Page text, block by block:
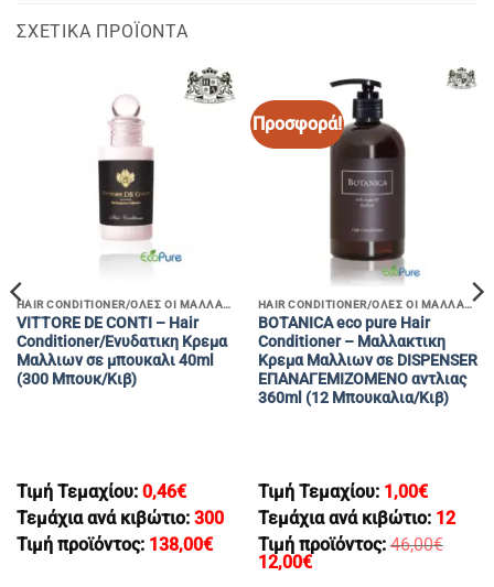
ΣΧΕΤΙΚΆ ΠΡΟΪΌΝΤΑ
HAIR CONDITIONER/ΟΛΕΣ ΟΙ ΜΑΛΛΑΚΤΙΚΕΣ ΚΡΕΜΕΣ ΜΑΛΛΙΩΝ
VITTORE DE CONTI – Hair
Conditioner/Ενυδατικη Κρεμα
Μαλλιων σε μπουκαλι 40ml
(300 Μπουκ/Κιβ)
Τιμή Τεμαχίου: 0,46€
Τεμάχια ανά κιβώτιο: 300
Τιμή προϊόντος: 138,00€
Προσφορά!
HAIR CONDITIONER/ΟΛΕΣ ΟΙ ΜΑΛΛΑΚΤΙΚΕΣ ΚΡΕΜΕΣ ΜΑΛΛΙΩΝ
BOTANICA eco pure Hair
Conditioner – Μαλλακτικη
Κρεμα Μαλλιων σε DISPENSER
ΕΠΑΝΑΓΕΜΙΖΟΜΕΝΟ αντλιας
360ml (12 Mπουκαλια/Κιβ)
Τιμή Τεμαχίου: 1,00€
Τεμάχια ανά κιβώτιο: 12
Τιμή προϊόντος:46,00€
Original
12,00€Η